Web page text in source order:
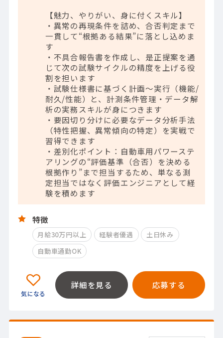
【魅力、やりがい、身に付くスキル】
・異常の再現条件を詰め、合否判定まで
一貫して“根拠ある結果”に落とし込めま
す
・不具合報告書を作成し、是正提案を通
じて次の試験サイクルの精度を上げる役
割を担います
・試験仕様書に基づく計画～実行（機能/
耐久/性能）と、計測条件管理・データ解
析の実務スキルが身につきます
・要因切り分けに必要なデータ分析手法
（特性把握、異常傾向の特定）を実戦で
習得できます
・差別化ポイント：自動車用パワーステ
アリングの“評価基準（合否）を決める
根拠作り”まで担当するため、単なる測
定担当ではなく評価エンジニアとして経
験を積めます
特徴
月給30万円以上 経験者優遇
土日休み
自動車通勤OK
詳細を見る 応募する